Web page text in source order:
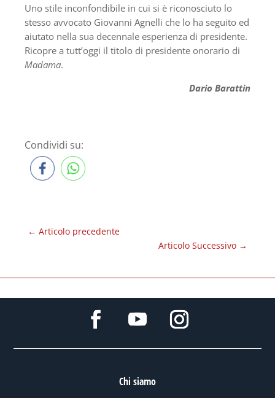
Uno stile inconfondibile in cui si è riconosciuto lo
stesso avvocato Giovanni Agnelli che lo ha seguito ed
aiutato nella sua decennale esperienza di presidente.
Ricopre a tutt’oggi il titolo di presidente onorario di
Madama.
Dario Barattin
Condividi su:
← Articolo precedente
Articolo Successivo →
Chi siamo